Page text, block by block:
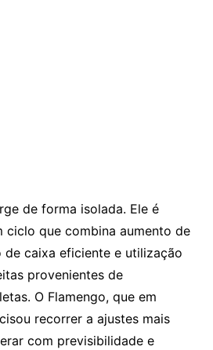
de forma isolada. Ele é
ciclo que combina aumento de
caixa eficiente e utilização
provenientes de
O Flamengo, que em
recorrer a ajustes mais
com previsibilidade e